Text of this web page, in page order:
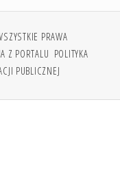
PRAWA
Z PORTALU POLITYKA
PUBLICZNEJ